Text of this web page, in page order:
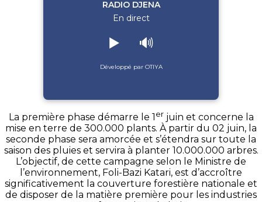
RADIO DJENA
En direct
▶️ 🔊
Développé par OTIYA
La première phase démarre le 1erjuin et concerne la
mise en terre de 300.000 plants. À partir du 02 juin, la
seconde phase sera amorcée et s’étendra sur toute la
saison des pluies et servira à planter 10.000.000 arbres.
L’objectif, de cette campagne selon le Ministre de
l’environnement, Foli-Bazi Katari, est d’accroître
significativement la couverture forestière nationale et
de disposer de la matière première pour les industries